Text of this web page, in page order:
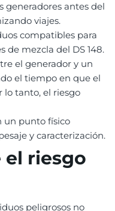
generadores antes del
viajes.
compatibles para
de mezcla del DS 148.
el generador y un
el tiempo en que el
lo tanto, el riesgo
un punto físico
y caracterización.
el riesgo
peligrosos no